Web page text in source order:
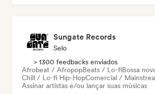
Sungate Records
Selo
> 1300 feedbacks enviados
Afrobeat / AfropopBeats / Lo-fiBossa
Chill / Lo-fi Hip-HopComercial /
Assinar artistas e/ou lançar suas músicas